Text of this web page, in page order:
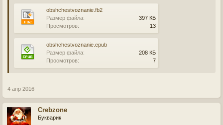
obshchestvoznanie.fb2
Размер файла:
397 КБ
Просмотров:
13
obshchestvoznanie.epub
Размер файла:
208 КБ
Просмотров:
7
4 апр 2016
Crebzone
Букварик